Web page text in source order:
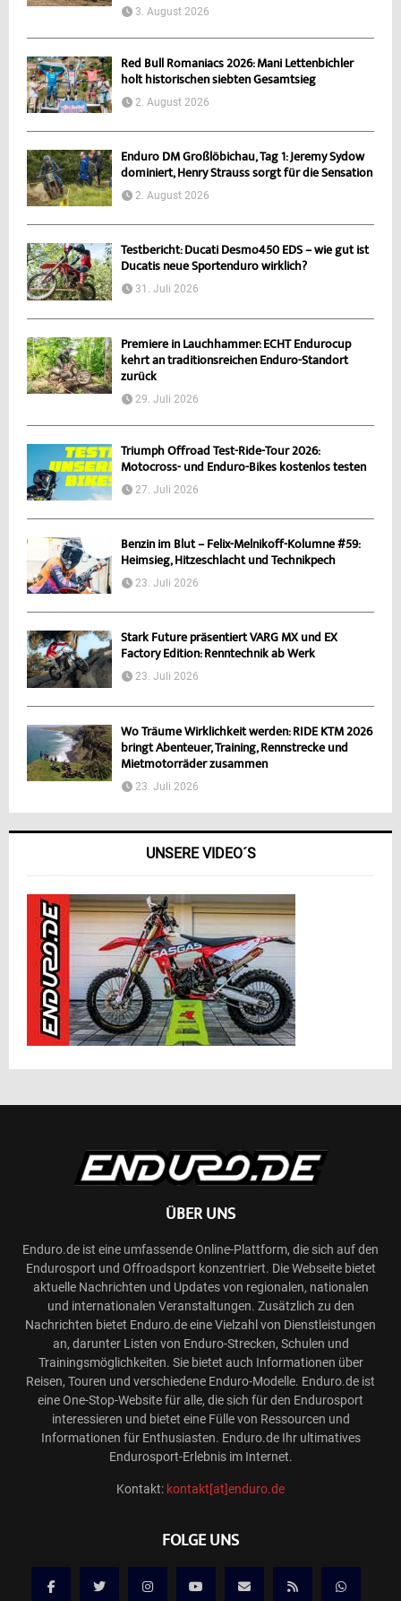
3. August 2026
Red Bull Romaniacs 2026: Mani Lettenbichler
holt historischen siebten Gesamtsieg
2. August 2026
Enduro DM Großlöbichau, Tag 1: Jeremy Sydow
dominiert, Henry Strauss sorgt für die Sensation
2. August 2026
Testbericht: Ducati Desmo450 EDS – wie gut ist
Ducatis neue Sportenduro wirklich?
31. Juli 2026
Premiere in Lauchhammer: ECHT Endurocup
kehrt an traditionsreichen Enduro-Standort
zurück
29. Juli 2026
Triumph Offroad Test-Ride-Tour 2026:
Motocross- und Enduro-Bikes kostenlos testen
27. Juli 2026
Benzin im Blut – Felix-Melnikoff-Kolumne #59:
Heimsieg, Hitzeschlacht und Technikpech
23. Juli 2026
Stark Future präsentiert VARG MX und EX
Factory Edition: Renntechnik ab Werk
23. Juli 2026
Wo Träume Wirklichkeit werden: RIDE KTM 2026
bringt Abenteuer, Training, Rennstrecke und
Mietmotorräder zusammen
23. Juli 2026
UNSERE VIDEO´S
ÜBER UNS
Enduro.de ist eine umfassende Online-Plattform, die sich auf den
Endurosport und Offroadsport konzentriert. Die Webseite bietet
aktuelle Nachrichten und Updates von regionalen, nationalen
und internationalen Veranstaltungen. Zusätzlich zu den
Nachrichten bietet Enduro.de eine Vielzahl von Dienstleistungen
an, darunter Listen von Enduro-Strecken, Schulen und
Trainingsmöglichkeiten. Sie bietet auch Informationen über
Reisen, Touren und verschiedene Enduro-Modelle. Enduro.de ist
eine One-Stop-Website für alle, die sich für den Endurosport
interessieren und bietet eine Fülle von Ressourcen und
Informationen für Enthusiasten. Enduro.de Ihr ultimatives
Endurosport-Erlebnis im Internet.
Kontakt: kontakt[at]enduro.de
FOLGE UNS